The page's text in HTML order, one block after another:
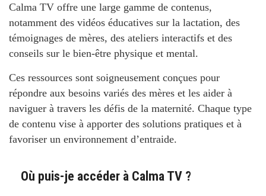
Calma TV offre une large gamme de contenus,
notamment des vidéos éducatives sur la lactation, des
témoignages de mères, des ateliers interactifs et des
conseils sur le bien-être physique et mental.
Ces ressources sont soigneusement conçues pour
répondre aux besoins variés des mères et les aider à
naviguer à travers les défis de la maternité. Chaque type
de contenu vise à apporter des solutions pratiques et à
favoriser un environnement d’entraide.
Où puis-je accéder à Calma TV ?